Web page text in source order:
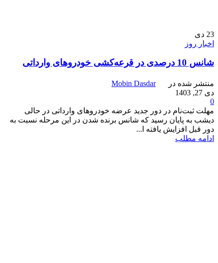
23 دی
اخبار روز
شانس 10 درصدی در قرعه‌کشی خودروهای وارداتی‌
منتشر شده در
Mobin Dasdar
دی 27, 1403
0
مهلت ثبت‌نام در دور جدید عرضه خودروهای وارداتی در حالی
دیشب به پایان رسید که شانس برنده شدن در این مرحله نسبت به
دور قبل افزایش یافته ا...
ادامه مطلب